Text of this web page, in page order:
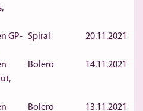
GP- Spiral 20.11.2021
Bolero 14.11.2021
Bolero 13.11.2021